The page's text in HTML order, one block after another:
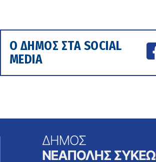
Ο ΔΗΜΟΣ ΣΤΑ SOCIAL
MEDIA